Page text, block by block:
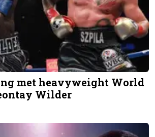
met heavyweight World
Wilder